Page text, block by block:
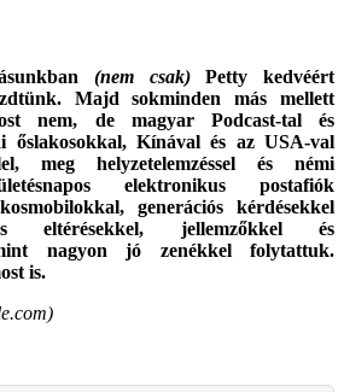
(nem csak)Petty kedvéért
Majd sokminden más mellett
nem, de magyar Podcast-tal és
őslakosokkal, Kínával és az USA-val
meg helyzetelemzéssel és némi
elektronikus postafiók
generációs kérdésekkel
eltérésekkel, jellemzőkkel és
nagyon jó zenékkel folytattuk.
is.